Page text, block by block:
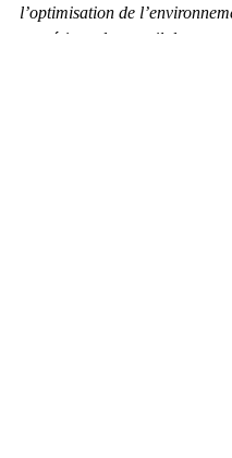
l’optimisation de
numérique de travail des